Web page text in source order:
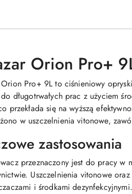
Orion Pro+
Orion Pro+ 9L to ciśnieniowy
długotrwałych prac z użyciem
przekłada się na wyższą
w uszczelnienia vitonowe,
zastosowania
przeznaczony jest do pracy w
Uszczelnienia vitonowe
i środkami dezynfekcyjnymi.